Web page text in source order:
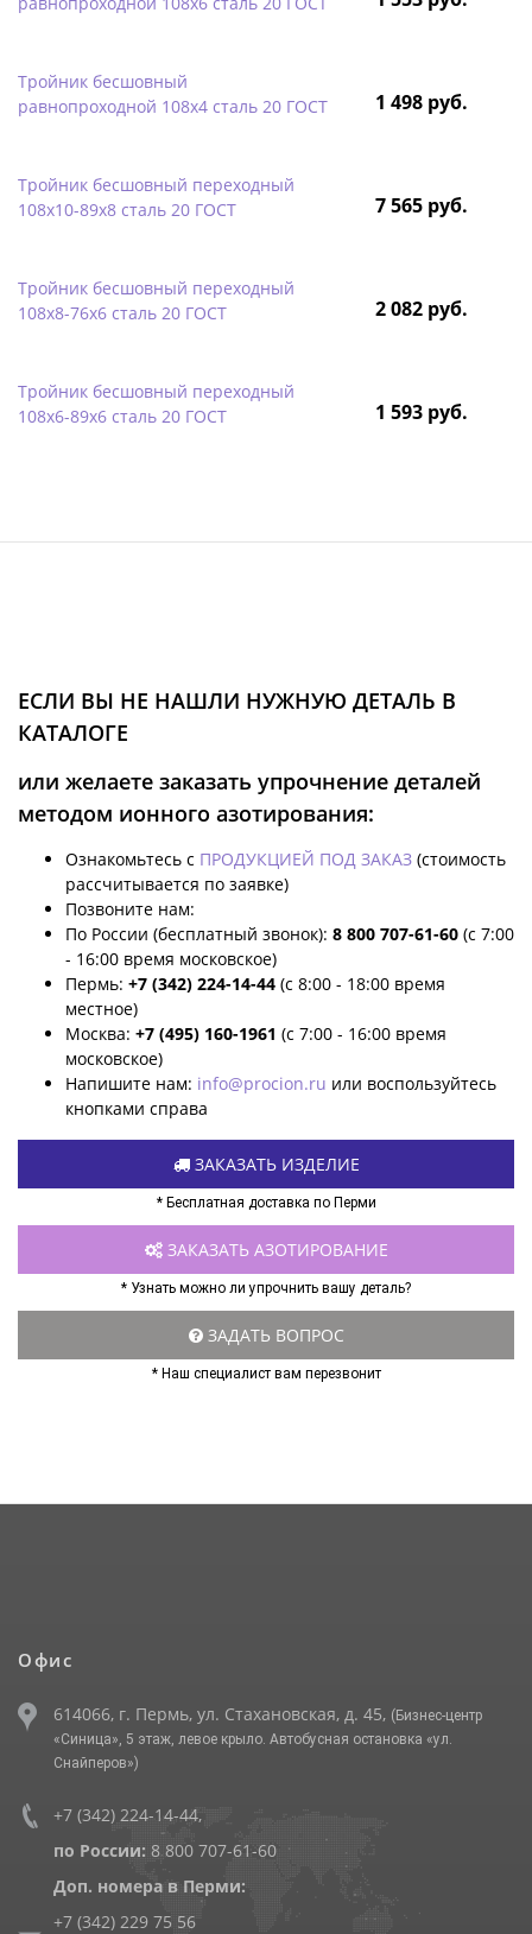
Тройник бесшовный
равнопроходной 108х4 сталь 20 ГОСТ
1 498 руб.
Тройник бесшовный переходный
108х10-89х8 сталь 20 ГОСТ
7 565 руб.
Тройник бесшовный переходный
108х8-76х6 сталь 20 ГОСТ
2 082 руб.
Тройник бесшовный переходный
108х6-89х6 сталь 20 ГОСТ
1 593 руб.
ЕСЛИ ВЫ НЕ НАШЛИ НУЖНУЮ ДЕТАЛЬ В
КАТАЛОГЕ
или желаете заказать упрочнение деталей
методом ионного азотирования:
Ознакомьтесь с ПРОДУКЦИЕЙ ПОД ЗАКАЗ (стоимость
рассчитывается по заявке)
Позвоните нам:
По России (бесплатный звонок): 8 800 707-61-60 (с 7:00
- 16:00 время московское)
Пермь: +7 (342) 224-14-44 (с 8:00 - 18:00 время
местное)
Москва: +7 (495) 160-1961 (с 7:00 - 16:00 время
московское)
Напишите нам: info@procion.ru или воспользуйтесь
кнопками справа
ЗАКАЗАТЬ ИЗДЕЛИЕ
* Бесплатная доставка по Перми
ЗАКАЗАТЬ АЗОТИРОВАНИЕ
* Узнать можно ли упрочнить вашу деталь?
ЗАДАТЬ ВОПРОС
* Наш специалист вам перезвонит
Офис
614066, г. Пермь, ул. Стахановская, д. 45, (Бизнес-центр
«Синица», 5 этаж, левое крыло. Автобусная остановка «ул.
Снайперов»)
+7 (342) 224-14-44,
по России: 8 800 707-61-60
Доп. номера в Перми:
+7 (342) 229 75 56